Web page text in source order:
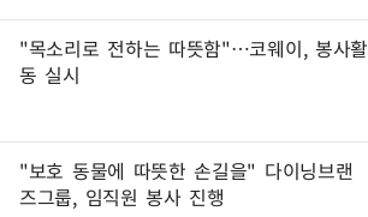
"목소리로 전하는 따뜻함"…코웨이, 봉사활
동 실시
"보호 동물에 따뜻한 손길을" 다이닝브랜
즈그룹, 임직원 봉사 진행